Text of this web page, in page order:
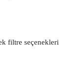
filtre seçenekleri